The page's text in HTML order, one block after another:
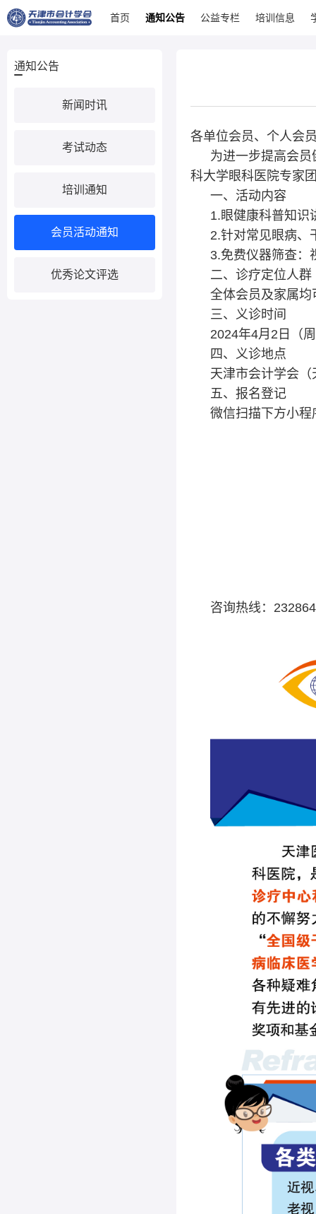
首页 通知公告 公益专栏 培训信息
通知公告
新闻时讯
考试动态
培训通知
会员活动通知
优秀论文评选
各单位会员、个人会
为进一步提高会
科大学眼科医院专家
一、活动内容
1.眼健康科普知识
2.针对常见眼病、
3.免费仪器筛查：
二、诊疗定位人群
全体会员及家属均
三、义诊时间
2024年4月2日（
四、义诊地点
天津市会计学会
五、报名登记
微信扫描下方小
咨询热线：